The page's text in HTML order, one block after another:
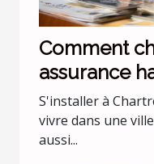
Comment
assurance
?
S'installer à
vivre dans une
aussi...